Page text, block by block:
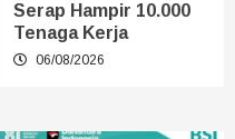
Serap Hampir 10.000
Tenaga Kerja
06/08/2026